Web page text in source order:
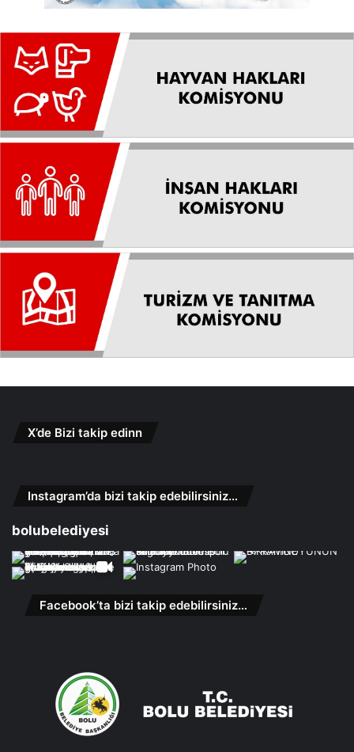
X’de Bizi takip edinn
Instagram’da bizi takip edebilirsiniz…
bolubelediyesi
Facebook’ta bizi takip edebilirsiniz…